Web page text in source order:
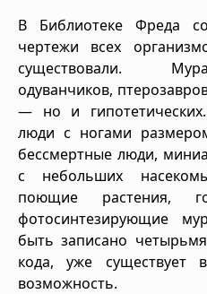
В Библиотеке Фреда
чертежи всех
существовали.
одуванчиков,
— но и гипотетических.
люди с ногами
бессмертные люди,
с небольших
поющие растения,
фотосинтезирующие
быть записано
кода, уже существует
возможность.